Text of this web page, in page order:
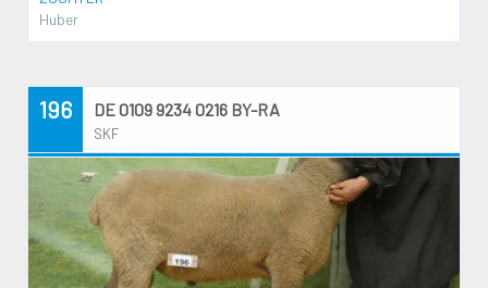
Huber
196 DE 0109 9234 0216 BY-RA
SKF